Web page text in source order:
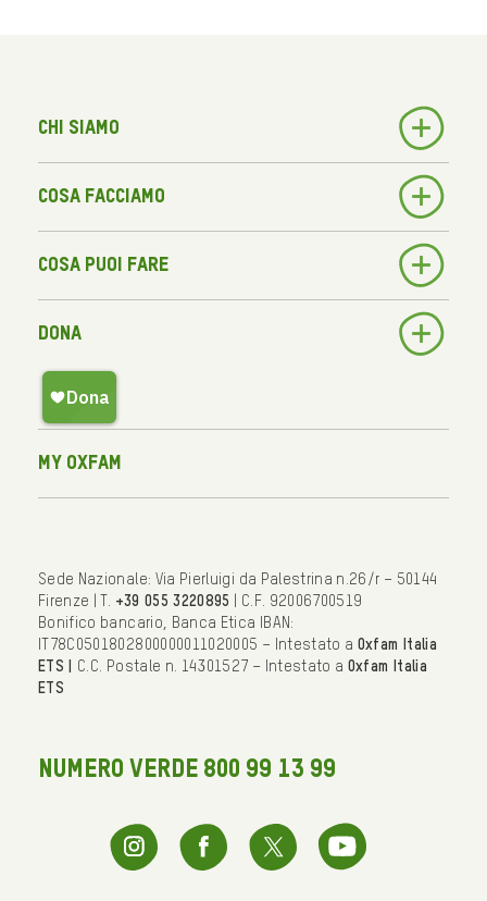
Chi siamo
Cosa facciamo
Cosa puoi fare
Dona
My Oxfam
Sede Nazionale: Via Pierluigi da Palestrina n.26/r – 50144
Firenze | T. +39 055 3220895
| C.F. 92006700519
Bonifico bancario, Banca Etica IBAN:
IT78C0501802800000011020005 – Intestato a Oxfam Italia
ETS | C.C. Postale n. 14301527 – Intestato a Oxfam Italia
ETS
NUMERO VERDE 800 99 13 99